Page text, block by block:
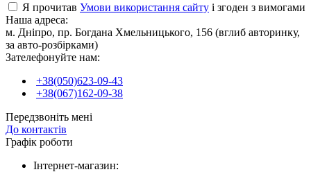
Я прочитав Умови використання сайту і згоден з вимогами
Наша адреса:
м. Дніпро, пр. Богдана Хмельницького, 156 (вглиб авторинку,
за авто-розбірками)
Зателефонуйте нам:
+38(050)623-09-43
+38(067)162-09-38
Передзвоніть мені
До контактів
Графік роботи
Інтернет-магазин: